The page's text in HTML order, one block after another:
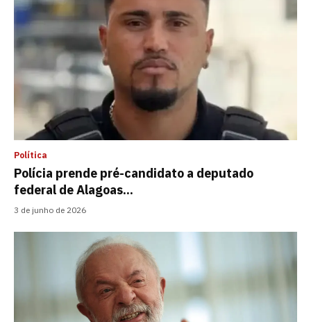
Política
Polícia prende pré-candidato a deputado
federal de Alagoas...
3 de junho de 2026